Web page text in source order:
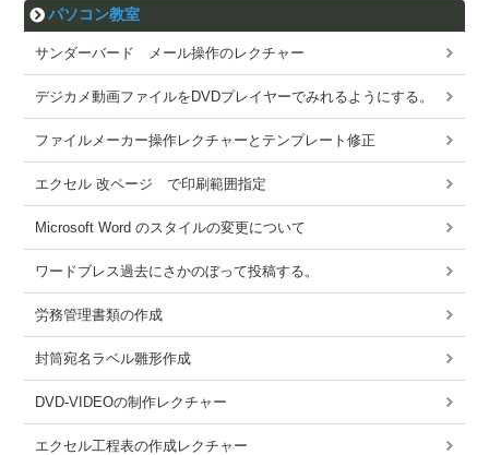
パソコン教室
サンダーバード メール操作のレクチャー
デジカメ動画ファイルをDVDプレイヤーでみれるようにする。
ファイルメーカー操作レクチャーとテンプレート修正
エクセル 改ページ で印刷範囲指定
Microsoft Word のスタイルの変更について
ワードブレス過去にさかのぼって投稿する。
労務管理書類の作成
封筒宛名ラベル雛形作成
DVD-VIDEOの制作レクチャー
エクセル工程表の作成レクチャー